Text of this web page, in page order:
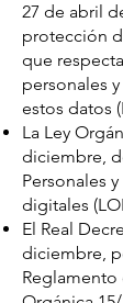
27 de abril
protección
que
personales
estos datos
La Ley
diciembre,
Personales
digitales
El Real
diciembre,